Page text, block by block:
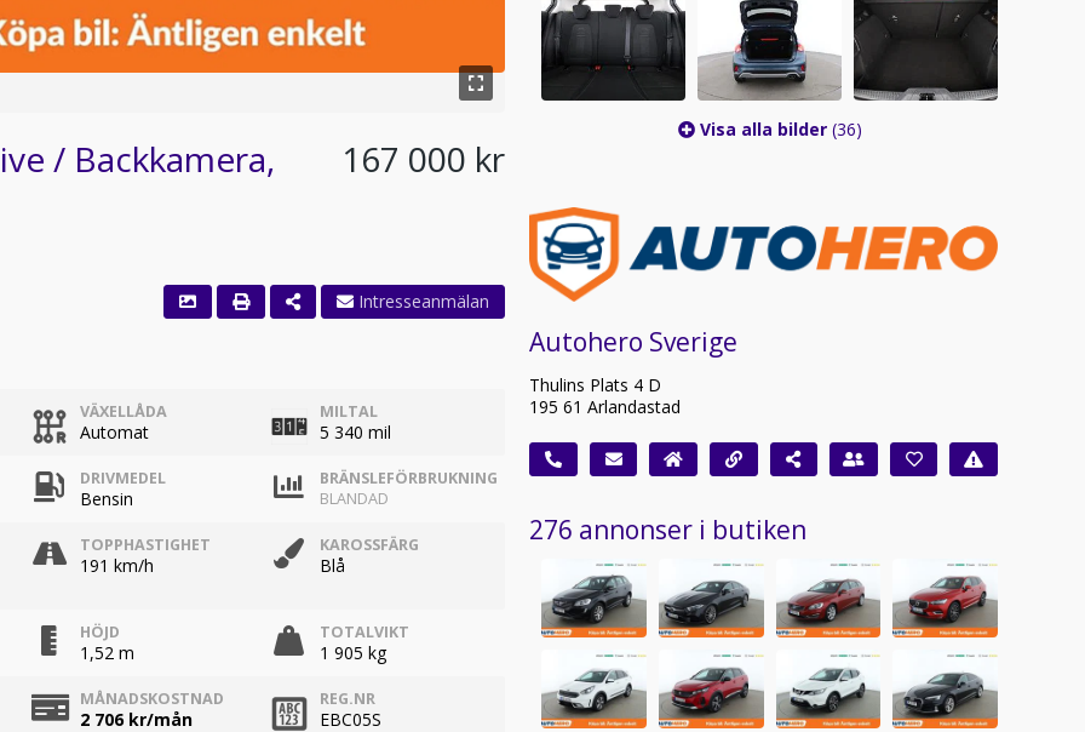
/ Backkamera,
167 000 kr
VÄXELLÅDA
Automat
MILTAL
5 340 mil
DRIVMEDEL
Bensin
BRÄNSLEFÖRBRUKNING
BLANDAD
TOPPHASTIGHET
191 km/h
KAROSSFÄRG
Blå
HÖJD
1,52 m
TOTALVIKT
1 905 kg
MÅNADSKOSTNAD
2 706kr/mån
REG.NR
EBC05S
Visa alla bilder (36)
Autohero Sverige
Thulins Plats 4 D
195 61 Arlandastad
276 annonser i butiken